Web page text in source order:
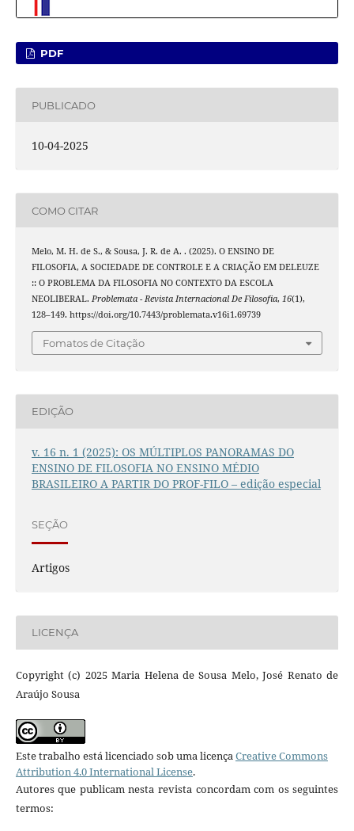
PDF
PUBLICADO
10-04-2025
COMO CITAR
Melo, M. H. de S., & Sousa, J. R. de A. . (2025). O ENSINO DE
FILOSOFIA, A SOCIEDADE DE CONTROLE E A CRIAÇÃO EM DELEUZE
:: O PROBLEMA DA FILOSOFIA NO CONTEXTO DA ESCOLA
NEOLIBERAL. Problemata - Revista Internacional De Filosofia, 16(1),
128–149. https://doi.org/10.7443/problemata.v16i1.69739
Fomatos de Citação
EDIÇÃO
v. 16 n. 1 (2025): OS MÚLTIPLOS PANORAMAS DO
ENSINO DE FILOSOFIA NO ENSINO MÉDIO
BRASILEIRO A PARTIR DO PROF-FILO – edição especial
SEÇÃO
Artigos
LICENÇA
Copyright (c) 2025 Maria Helena de Sousa Melo, José Renato de
Araújo Sousa
Este trabalho está licenciado sob uma licençaCreative Commons
Attribution 4.0 International License.
Autores que publicam nesta revista concordam com os seguintes
termos: